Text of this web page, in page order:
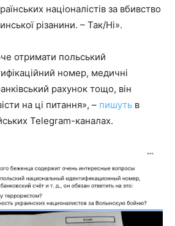
націоналістів за вбивство
різанини. – Так/Ні».
отримати польський
номер, медичні
рахунок тощо, він
на ці питання», – пишуть в
Telegram-каналах.